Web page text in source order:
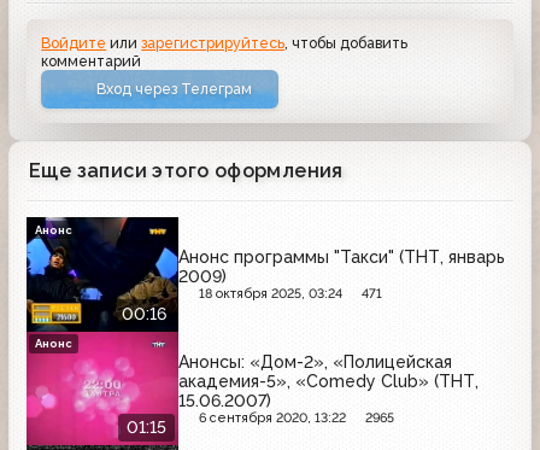
Войдите илизарегистрируйтесь , чтобы добавить
комментарий
Вход через Телеграм
Еще записи этого оформления
00:16
Анонс программы "Такси" (ТНТ, январь
2009)
18 октября 2025, 03:24 471
Анонс
01:15
Анонсы: «Дом-2», «Полицейская
академия-5», «Comedy Club» (ТНТ,
15.06.2007)
6 сентября 2020, 13:22 2965
Анонс